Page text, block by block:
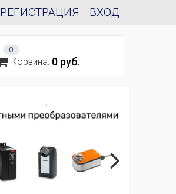
ВХОД
РЕГИСТРАЦИЯ
0
Корзина: 0 руб.